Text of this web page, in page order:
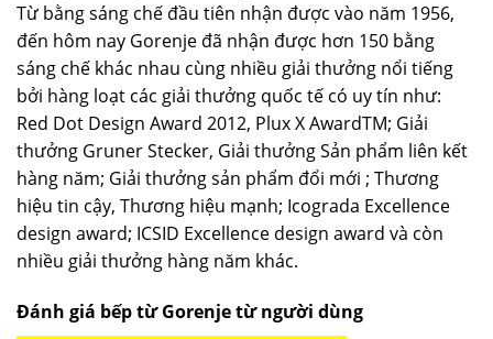
Từ bằng sáng chế đầu tiên nhận được vào năm 1956,
đến hôm nay Gorenje đã nhận được hơn 150 bằng
sáng chế khác nhau cùng nhiều giải thưởng nổi tiếng
bởi hàng loạt các giải thưởng quốc tế có uy tín như:
Red Dot Design Award 2012, Plux X AwardTM; Giải
thưởng Gruner Stecker, Giải thưởng Sản phẩm liên kết
hàng năm; Giải thưởng sản phẩm đổi mới ; Thương
hiệu tin cậy, Thương hiệu mạnh; Icograda Excellence
design award; ICSID Excellence design award và còn
nhiều giải thưởng hàng năm khác.
Đánh giá bếp từ Gorenje từ người dùng